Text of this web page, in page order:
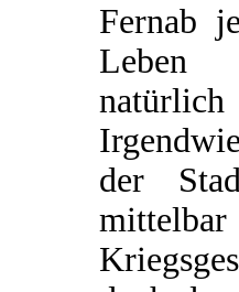
Fernab
Leben
der